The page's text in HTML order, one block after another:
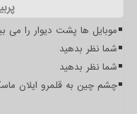
موبایل ها پشت دیوار را می
شما نظر بدهید
شما نظر بدهید
چشم چین به قلمرو ایلان